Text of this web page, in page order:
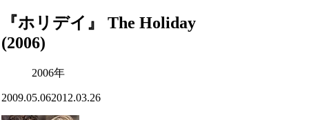
『ホリデイ』 The Holiday
(2006)
2006年
2009.05.062012.03.26